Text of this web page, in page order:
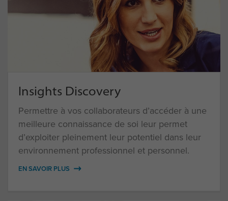
Insights Discovery
Permettre à vos collaborateurs d’accéder à une
meilleure connaissance de soi leur permet
d’exploiter pleinement leur potentiel dans leur
environnement professionnel et personnel.
EN SAVOIR PLUS